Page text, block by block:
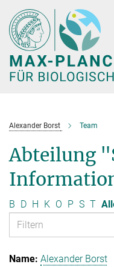
Hauptinhalt
Alexander Borst Team
Abteilung
B D H K O P S T
Alexander Borst